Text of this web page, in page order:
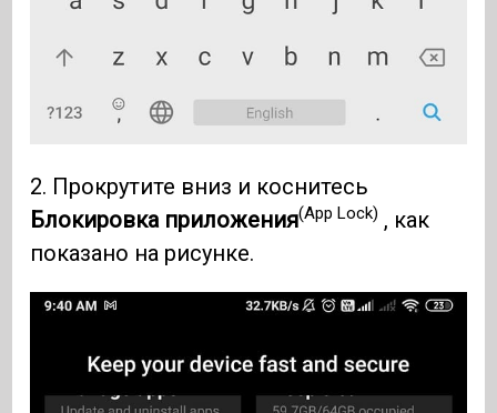
2. Прокрутите вниз и коснитесь
Блокировка приложения(App Lock) , как
показано на рисунке.